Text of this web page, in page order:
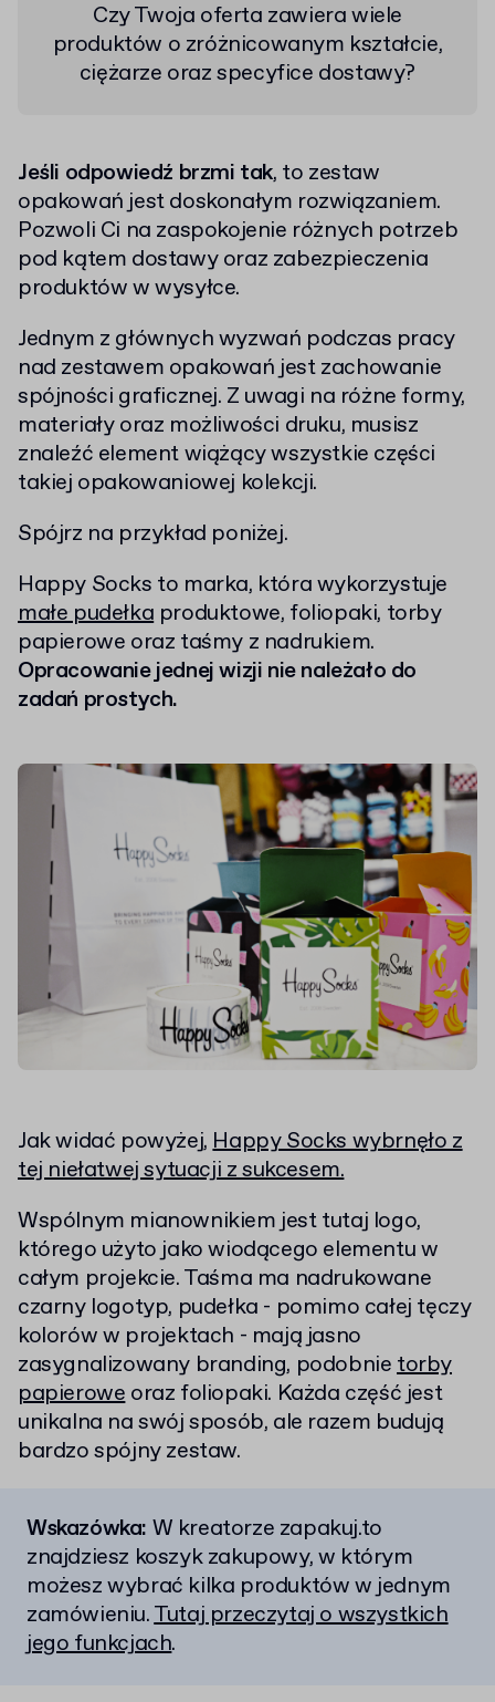
Czy Twoja oferta zawiera wiele
produktów o zróżnicowanym kształcie,
ciężarze oraz specyfice dostawy?
Jeśli odpowiedź brzmi tak, to zestaw
opakowań jest doskonałym rozwiązaniem.
Pozwoli Ci na zaspokojenie różnych potrzeb
pod kątem dostawy oraz zabezpieczenia
produktów w wysyłce.
Jednym z głównych wyzwań podczas pracy
nad zestawem opakowań jest zachowanie
spójności graficznej. Z uwagi na różne formy,
materiały oraz możliwości druku, musisz
znaleźć element wiążący wszystkie części
takiej opakowaniowej kolekcji.
Spójrz na przykład poniżej.
Happy Socks to marka, która wykorzystuje
małe pudełkaproduktowe, foliopaki, torby
papierowe oraz taśmy z nadrukiem.
Opracowanie jednej wizji nie należało do
zadań prostych.
Jak widać powyżej,Happy Socks wybrnęło z
tej niełatwej sytuacji z sukcesem.
Wspólnym mianownikiem jest tutaj logo,
którego użyto jako wiodącego elementu w
całym projekcie. Taśma ma nadrukowane
czarny logotyp, pudełka - pomimo całej tęczy
kolorów w projektach - mają jasno
zasygnalizowany branding, podobnietorby
papieroweoraz foliopaki. Każda część jest
unikalna na swój sposób, ale razem budują
bardzo spójny zestaw.
Wskazówka: W kreatorze zapakuj.to
znajdziesz koszyk zakupowy, w którym
możesz wybrać kilka produktów w jednym
zamówieniu.Tutaj przeczytaj o wszystkich
jego funkcjach.